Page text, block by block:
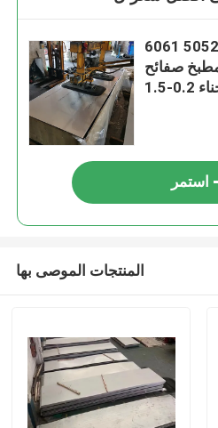
6061 ورقة سبائك الألومنيوم 5052
صفائح
اللحام المعدنية الانحناء 0.2-1.5
استمر
المنتجات الموصى بها